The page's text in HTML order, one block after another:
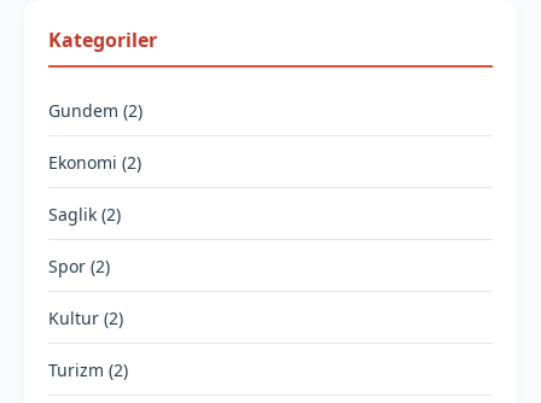
Kategoriler
Gundem (2)
Ekonomi (2)
Saglik (2)
Spor (2)
Kultur (2)
Turizm (2)